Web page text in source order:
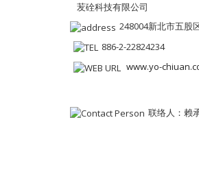
苃硂科技有限公司
248004新北市五股
886-2-22824234
www.yo-
联络人：赖